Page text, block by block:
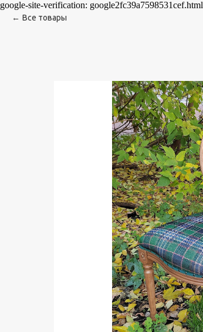
google-site-verification: google2fc39a7598531cef.html
Все товары